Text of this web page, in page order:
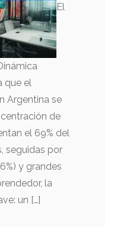
El
que el
Argentina se
de
el 69% del
seguidas por
y grandes
la
un […]